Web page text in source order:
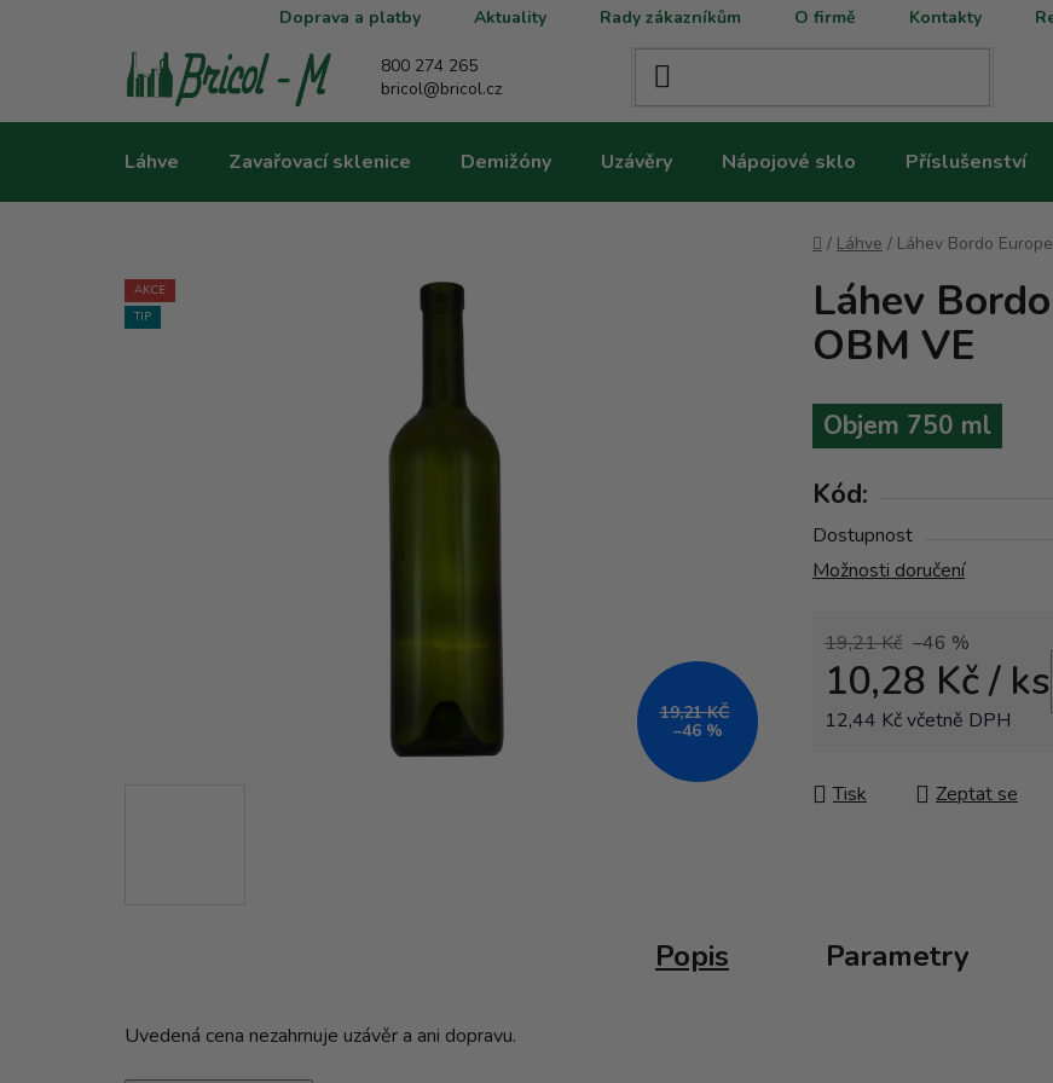
Doprava a platby Aktuality Rady zákazníkům O firmě Kontakty
800 274 265
bricol@bricol.cz
Láhve Zavařovací sklenice Demižóny Uzávěry Nápojové sklo Příslušenství
Domů
/ Láhve / Láhev Bordo
Láhev
OBM VE
Objem 750 ml
Kód:
Dostupnost
Možnosti doručení
19,21 Kč –46 %
10,28 Kč/ ks
12,44 Kč včetně DPH
Tisk Zeptat se
AKCE
TIP
19,21 KČ
–46 %
Popis Parametry
Uvedená cena nezahrnuje uzávěr a ani dopravu.